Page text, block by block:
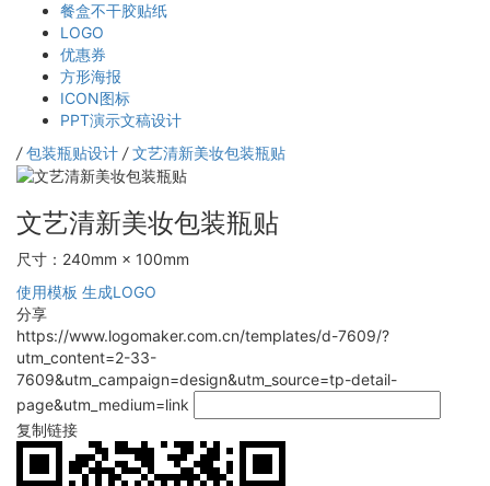
餐盒不干胶贴纸
LOGO
优惠券
方形海报
ICON图标
PPT演示文稿设计
/ 包装瓶贴设计 / 文艺清新美妆包装瓶贴
文艺清新美妆包装瓶贴
尺寸：240mm × 100mm
使用模板 生成LOGO
分享
https://www.logomaker.com.cn/templates/d-7609/?
utm_content=2-33-
7609&utm_campaign=design&utm_source=tp-detail-
page&utm_medium=link
复制链接